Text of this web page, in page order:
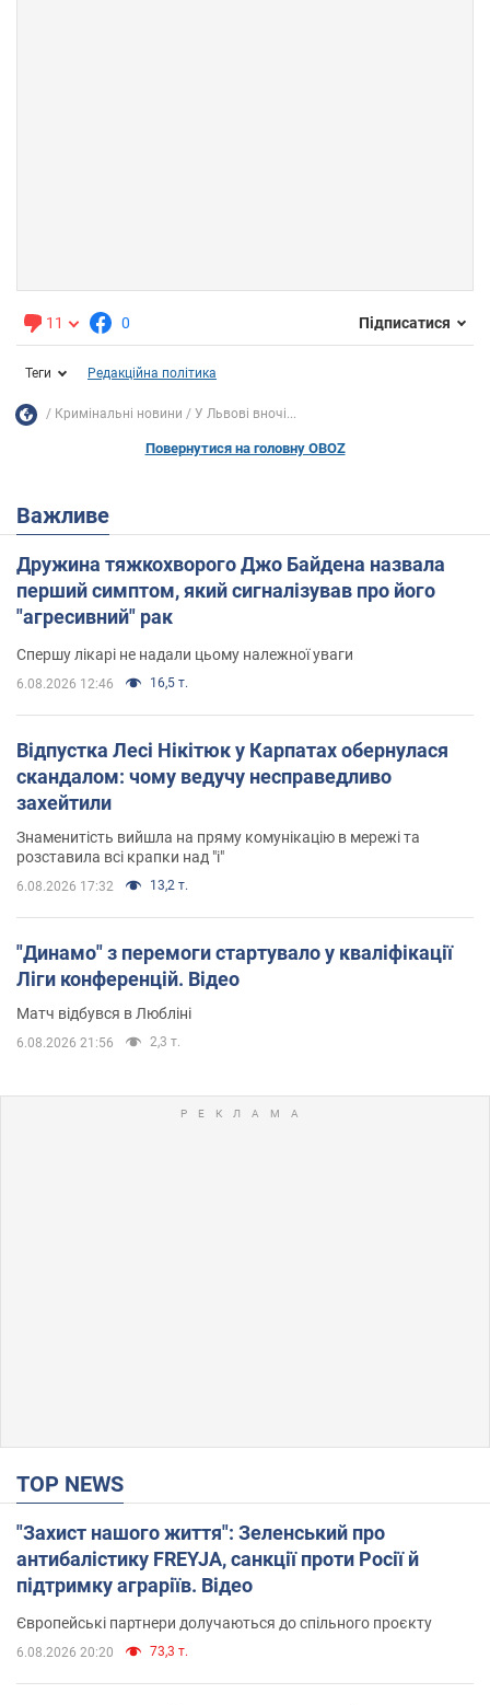
11 0 Підписатися
Теги Редакційна політика
Кримінальні новини У Львові вночі...
Повернутися на головну OBOZ
Важливе
Дружина тяжкохворого Джо Байдена назвала
перший симптом, який сигналізував про його
"агресивний" рак
Спершу лікарі не надали цьому належної уваги
6.08.2026 12:46 16,5 т.
Відпустка Лесі Нікітюк у Карпатах обернулася
скандалом: чому ведучу несправедливо
захейтили
Знаменитість вийшла на пряму комунікацію в мережі та
розставила всі крапки над "і"
6.08.2026 17:32 13,2 т.
"Динамо" з перемоги стартувало у кваліфікації
Ліги конференцій. Відео
Матч відбувся в Любліні
6.08.2026 21:56 2,3 т.
TOP NEWS
"Захист нашого життя": Зеленський про
антибалістику FREYJA, санкції проти Росії й
підтримку аграріїв. Відео
Європейські партнери долучаються до спільного проєкту
6.08.2026 20:20 73,3 т.